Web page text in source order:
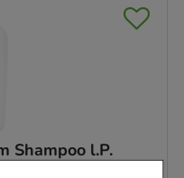
Shampoo l.P.
GmbH